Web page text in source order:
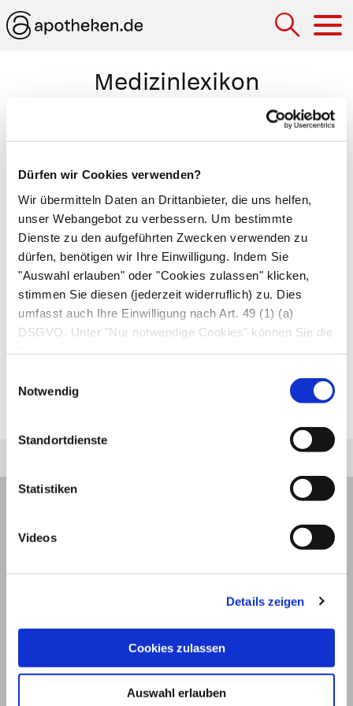
Dürfen wir Cookies verwenden?
Wir übermitteln Daten an Drittanbieter, die uns helfen,
unser Webangebot zu verbessern. Um bestimmte
Dienste zu den aufgeführten Zwecken verwenden zu
dürfen, benötigen wir Ihre Einwilligung. Indem Sie
"Auswahl erlauben" oder "Cookies zulassen" klicken,
stimmen Sie diesen (jederzeit widerruflich) zu. Dies
umfasst auch Ihre Einwilligung nach Art. 49 (1) (a)
DSGVO. Unter "Nur notwendige Cookies" können Sie die
Notwendig
Standortdienste
Statistiken
Videos
Details zeigen
Cookies zulassen
Auswahl erlauben
Medizinlexikon
Schweinebandwurm(Taenia solium).
Drei Muskelstreifen, die längs am
Krummdarms(Ileum) verlaufen (Taenia coli
Wenn sie sich zusammenziehen, raffen sie
den Darm und schnüren ihn so an manchen
Stellen ein und buchten ihn an anderen Stellen
aus. Die Einschnürungen und Ausbuchtungen
(Haustren) wandern wellenförmig den
Darmperistaltik
bezeichnete Bewegung
schiebt den Darminhalt in Richtung After.